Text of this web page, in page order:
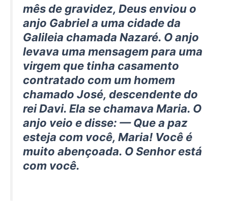
mês de gravidez, Deus enviou o
anjo Gabriel a uma cidade da
Galileia chamada Nazaré. O anjo
levava uma mensagem para uma
virgem que tinha casamento
contratado com um homem
chamado José, descendente do
rei Davi. Ela se chamava Maria. O
anjo veio e disse: — Que a paz
esteja com você, Maria! Você é
muito abençoada. O Senhor está
com você.